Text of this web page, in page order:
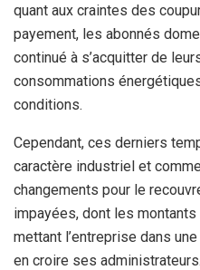
quant aux craintes des
payement, les abonnés
continué à s’acquitter de
consommations
conditions.
Cependant, ces derniers
caractère industriel et
changements pour le
impayées, dont les montants
mettant l’entreprise dans
en croire ses administrateurs.